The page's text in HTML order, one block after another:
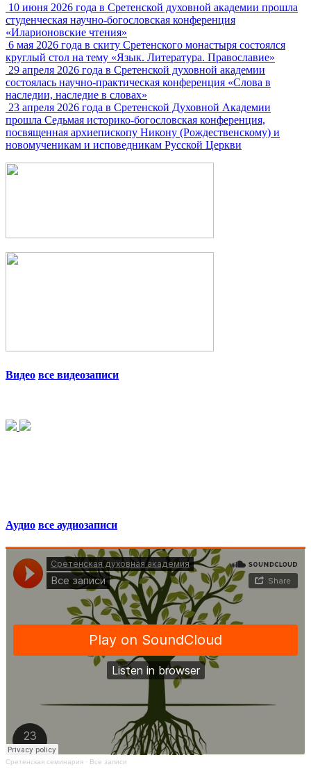
10 июня 2026 года в Сретенской духовной академии прошла
студенческая научно-богословская конференция
«Иларионовские чтения»
6 мая 2026 года в скиту Сретенского монастыря состоялся
круглый стол на тему «Язык. Литература. Православие»
29 апреля 2026 года в Сретенской духовной академии
состоялась научно-практическая конференция «Слова в
наследии, наследие в словах»
23 апреля 2026 года в Сретенской Духовной Академии
прошла Седьмая историко-богословская конференция,
посвященная архиепископу Никону (Рождественскому) и
новомученикам и исповедникам Русской Церкви
Видео все видеозаписи
Аудио все аудиозаписи
Сретенская семинария · Все записи